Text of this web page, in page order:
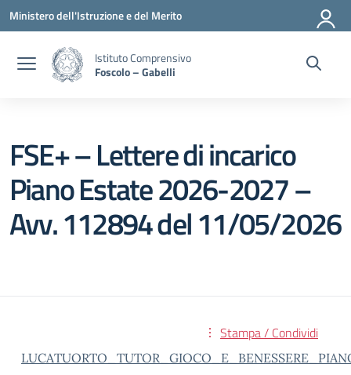
Vai ai contenuti
Vai al menu di navigazione
Vai al footer
Ministero dell'Istruzione e del Merito
Istituto Comprensivo
Foscolo – Gabelli
FSE+ – Lettere di incarico
Piano Estate 2026-2027 –
Avv. 112894 del 11/05/2026
Stampa / Condividi